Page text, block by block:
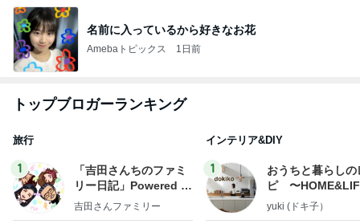
名前に入っているから好きなお花
Amebaトピックス 1日前
トップブロガーランキング
旅行
1
「吉田さんちのファミ
リー日記」Powered b
y Ameba 吉田さんファ
吉田さんファミリー
インテリア&DIY
1
おうちと暮らしの
ピ 〜
yuki (ドキ子）